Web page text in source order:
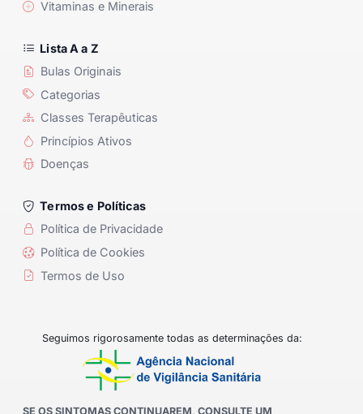
Vitaminas e Minerais
Lista A a Z
Bulas Originais
Categorias
Classes Terapêuticas
Princípios Ativos
Doenças
Termos e Políticas
Política de Privacidade
Política de Cookies
Termos de Uso
Seguimos rigorosamente todas as determinações da:
SE OS SINTOMAS CONTINUAREM, CONSULTE UM